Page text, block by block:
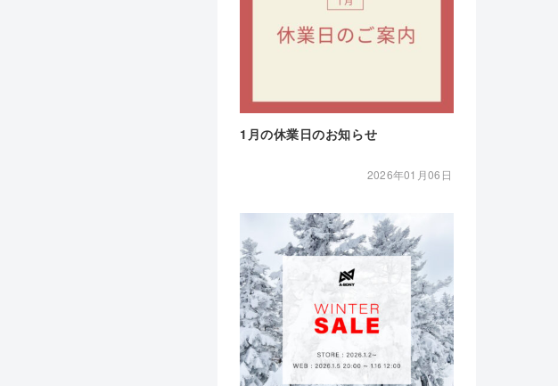
1月の休業日のお知らせ
2026年01月06日